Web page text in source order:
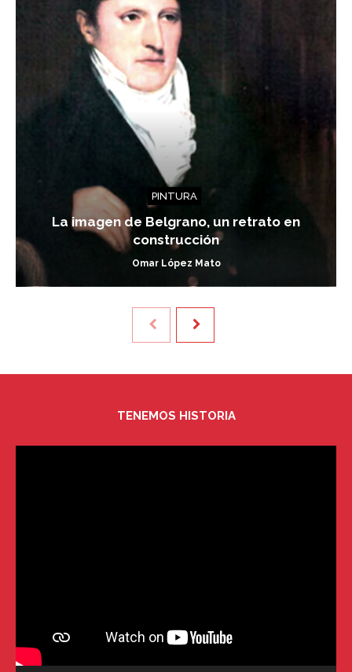
PINTURA
La imagen de Belgrano, un retrato en
construcción
Omar López Mato
TENEMOS HISTORIA